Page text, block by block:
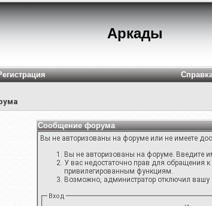
Аркады
Сообщение форума
Вы не авторизованы на форуме или не имеете
Вы не авторизованы на форуме. Введите
У вас недостаточно прав для обращения
привилегированным функциям.
Возможно, администратор отключил
Вход